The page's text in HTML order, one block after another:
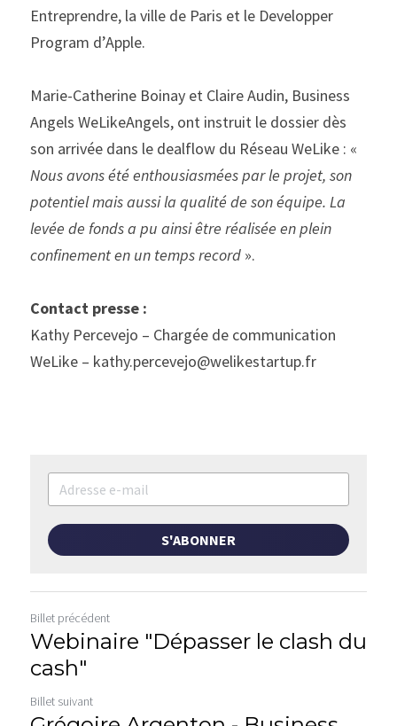
Entreprendre, la ville de Paris et le Developper
Program d’Apple.
Marie-Catherine Boinay et Claire Audin, Business
Angels WeLikeAngels, ont instruit le dossier dès
Nous avons été enthousiasmées par le projet, son
potentiel mais aussi la qualité de son équipe. La
levée de fonds a pu ainsi être réalisée en plein
confinement en un temps record ».
Contact presse :
Kathy Percevejo – Chargée de communication
WeLike – kathy.percevejo@welikestartup.fr
S'ABONNER
Billet précédent
Webinaire "Dépasser le clash du
cash"
Billet suivant